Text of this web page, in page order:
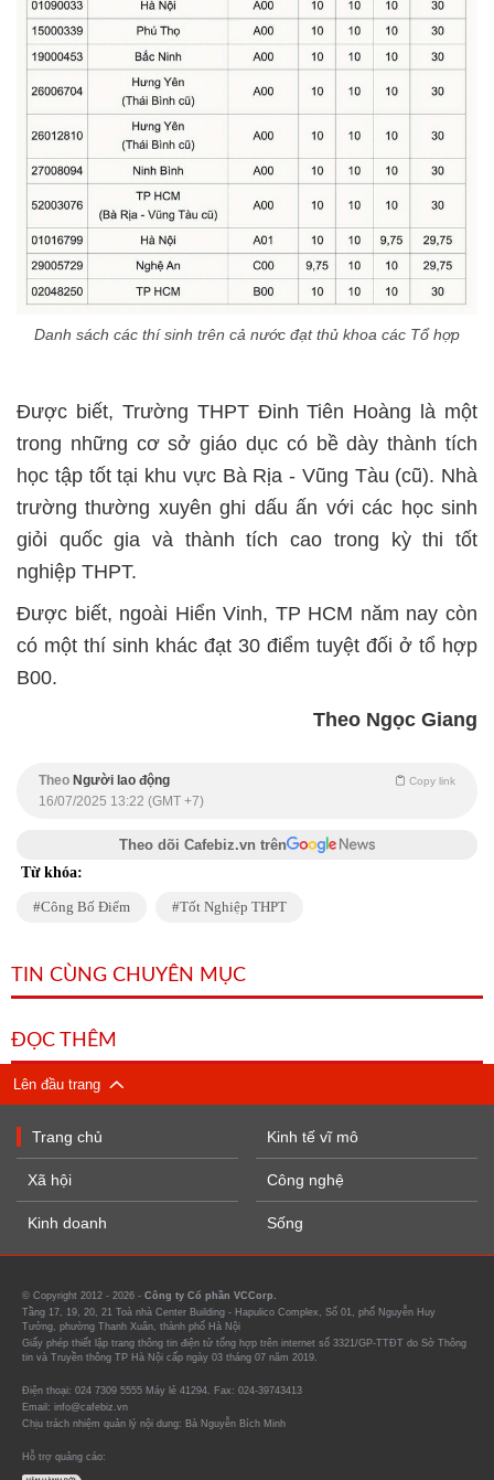
Danh sách các thí sinh trên cả nước đạt thủ khoa các Tổ hợp
Được biết, Trường THPT Đinh Tiên Hoàng là một
trong những cơ sở giáo dục có bề dày thành tích
học tập tốt tại khu vực Bà Rịa - Vũng Tàu (cũ). Nhà
trường thường xuyên ghi dấu ấn với các học sinh
giỏi quốc gia và thành tích cao trong kỳ thi tốt
nghiệp THPT.
Được biết, ngoài Hiển Vinh, TP HCM năm nay còn
có một thí sinh khác đạt 30 điểm tuyệt đối ở tổ hợp
B00.
Theo Ngọc Giang
Theo Người lao động Copy link
16/07/2025 13:22 (GMT +7)
Theo dõi Cafebiz.vn trên
Từ khóa:
Công Bố Điểm Tốt Nghiệp THPT
TIN CÙNG CHUYÊN MỤC
ĐỌC THÊM
Lên đầu trang
Trang chủ
Xã hội
Kinh doanh
Kinh tế vĩ mô
Công nghệ
Sống
© Copyright 2012 - 2026 - Công ty Cổ phần VCCorp.
Tầng 17, 19, 20, 21 Toà nhà Center Building - Hapulico Complex, Số 01, phố Nguyễn Huy
Tưởng, phường Thanh Xuân, thành phố Hà Nội
Giấy phép thiết lập trang thông tin điện tử tổng hợp trên internet số 3321/GP-TTĐT do Sở Thông
tin và Truyền thông TP Hà Nội cấp ngày 03 tháng 07 năm 2019.
Điện thoại: 024 7309 5555 Máy lẻ 41294. Fax: 024-39743413
Email: info@cafebiz.vn
Chịu trách nhiệm quản lý nội dung: Bà Nguyễn Bích Minh
Hỗ trợ quảng cáo: